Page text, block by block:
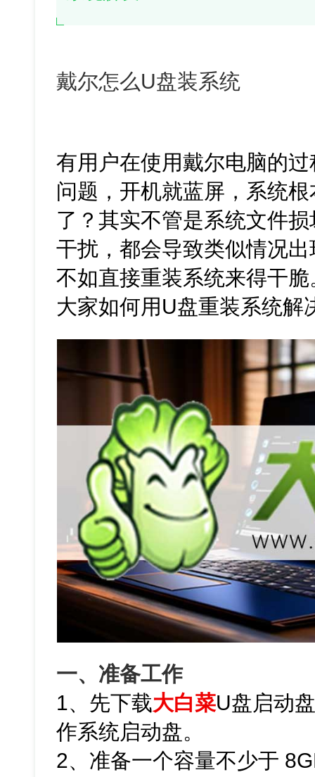
戴尔怎么U盘装系统
有用户在使用戴尔电脑的
问题，开机就蓝屏，系统
了？其实不管是系统文件
干扰，都会导致类似情况
不如直接重装系统来得干
大家如何用U盘重装系统解
一、准备工作
1、先下载大白菜U盘启动
作系统启动盘。
2、准备一个容量不少于